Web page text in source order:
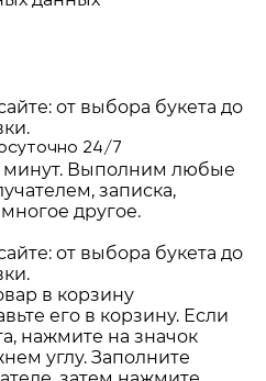
от выбора букета до
24/7
минут. Выполним любые
записка,
другое.
от выбора букета до
в корзину
его в корзину. Если
нажмите на значок
углу. Заполните